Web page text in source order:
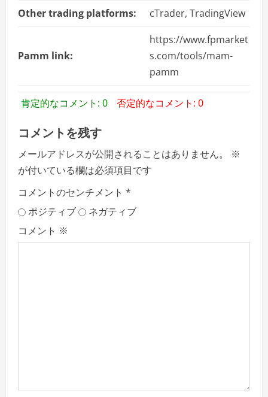
Other trading platforms:
cTrader, TradingView
Pamm link:
https://www.fpmarket
s.com/tools/mam-
pamm
肯定的なコメント: 0 否定的なコメント: 0
コメントを残す
メールアドレスが公開されることはありません。
※
が付いている欄は必須項目です
コメントのセンチメント *
ポジティブ
ネガティブ
コメント ※